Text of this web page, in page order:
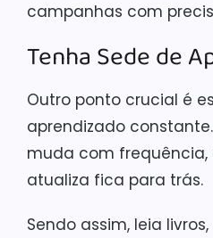
campanhas com
Tenha Sede de
Outro ponto crucial é
aprendizado
muda com frequência,
atualiza fica para trás.
Sendo assim, leia